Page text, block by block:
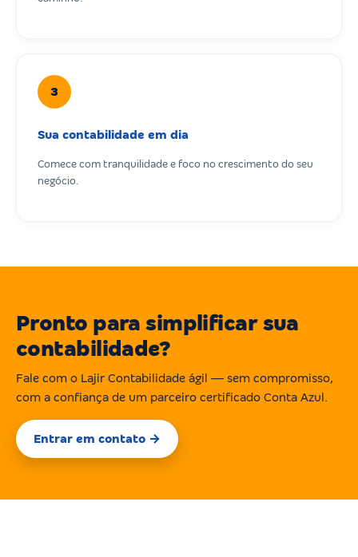
3
Sua contabilidade em dia
Comece com tranquilidade e foco no crescimento do seu
negócio.
Pronto para simplificar sua
contabilidade?
Fale com o Lajir Contabilidade ágil — sem compromisso,
com a confiança de um parceiro certificado Conta Azul.
Entrar em contato →